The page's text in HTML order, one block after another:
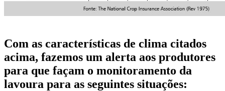
Com as características de clima citados
acima, fazemos um alerta aos produtores
para que façam o monitoramento da
lavoura para as seguintes situações: